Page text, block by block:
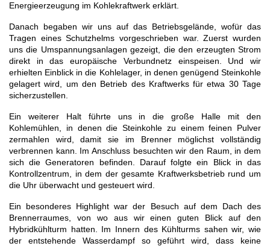
Energieerzeugung im Kohlekraftwerk erklärt.
Danach begaben wir uns auf das Betriebsgelände, wofür das
Tragen eines Schutzhelms vorgeschrieben war. Zuerst wurden
uns die Umspannungsanlagen gezeigt, die den erzeugten Strom
direkt in das europäische Verbundnetz einspeisen. Und wir
erhielten Einblick in die Kohlelager, in denen genügend Steinkohle
gelagert wird, um den Betrieb des Kraftwerks für etwa 30 Tage
sicherzustellen.
Ein weiterer Halt führte uns in die große Halle mit den
Kohlemühlen, in denen die Steinkohle zu einem feinen Pulver
zermahlen wird, damit sie im Brenner möglichst vollständig
verbrennen kann. Im Anschluss besuchten wir den Raum, in dem
sich die Generatoren befinden. Darauf folgte ein Blick in das
Kontrollzentrum, in dem der gesamte Kraftwerksbetrieb rund um
die Uhr überwacht und gesteuert wird.
Ein besonderes Highlight war der Besuch auf dem Dach des
Brennerraumes, von wo aus wir einen guten Blick auf den
Hybridkühlturm hatten. Im Innern des Kühlturms sahen wir, wie
der entstehende Wasserdampf so geführt wird, dass keine